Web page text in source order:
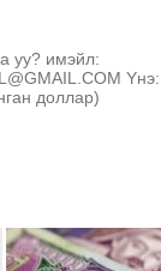
уу? имэйл:
Yнэ:
доллар)